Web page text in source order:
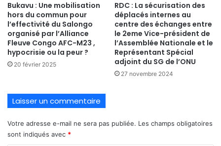
Bukavu : Une mobilisation
hors du commun pour
l’effectivité du Salongo
organisé par l’Alliance
Fleuve Congo AFC-M23 ,
hypocrisie ou la peur ?
20 février 2025
RDC : La sécurisation des
déplacés internes au
centre des échanges entre
le 2eme Vice-président de
l’Assemblée Nationale et le
Représentant Spécial
adjoint du SG de l’ONU
27 novembre 2024
Laisser un commentaire
Votre adresse e-mail ne sera pas publiée. Les champs obligatoires
sont indiqués avec *